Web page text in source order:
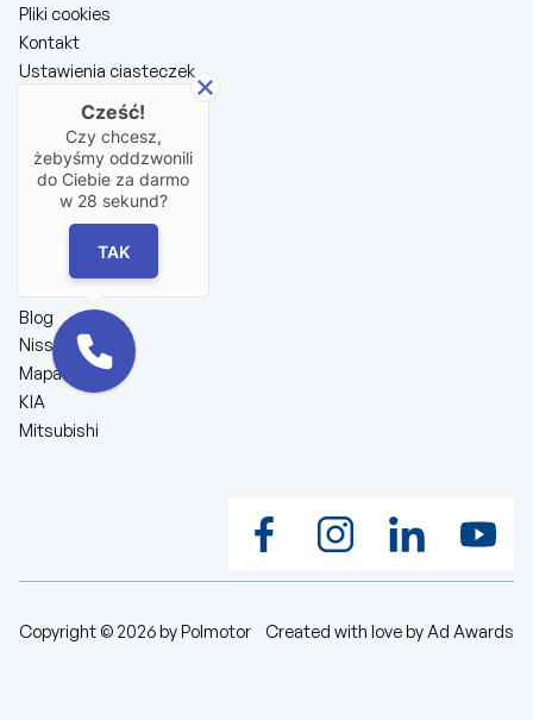
Pliki cookies
Kontakt
Ustawienia ciasteczek
Nawigacja
Dostępne samochody
Serwis
Finansowanie
Ubezpieczenia
Blog
Nissan
Mapa strony
KIA
Mitsubishi
Copyright © 2026 by Polmotor Created with love by Ad Awards
Cześć!
Czy chcesz,
żebyśmy oddzwonili
do Ciebie za darmo
w 28 sekund?
TAK